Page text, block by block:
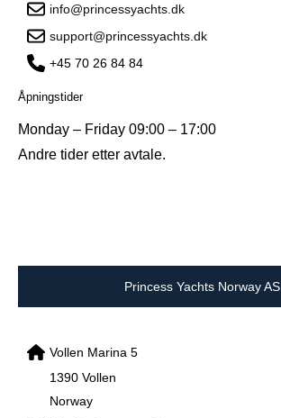
info@princessyachts.dk
support@princessyachts.dk
+45 70 26 84 84
Åpningstider
Monday – Friday 09:00 – 17:00
Andre tider etter avtale.
Princess Yachts Norway AS
Vollen Marina 5
1390 Vollen
Norway